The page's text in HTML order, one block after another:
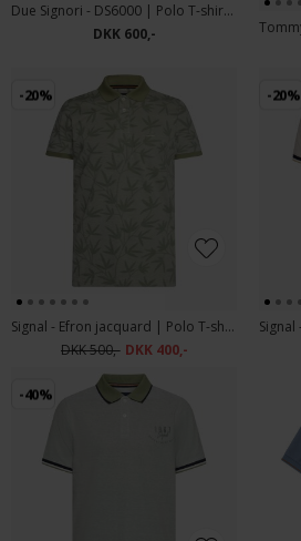
Due Signori - DS6000 | Polo T-shirt Dark Green
DKK 600,-
-20%
Signal - Efron jacquard | Polo T-shirt Oil Green
DKK 500,- DKK 400,-
-20%
-40%